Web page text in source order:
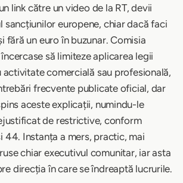
link către un video de la RT, devii
sancțiunilor europene, chiar dacă faci
fără un euro în buzunar. Comisia
să limiteze aplicarea legii
comercială sau profesională,
frecvente publicate oficial, dar
aceste explicații, numindu-le
de restrictive, conform
44. Instanța a mers, practic, mai
chiar executivul comunitar, iar asta
direcția în care se îndreaptă lucrurile.